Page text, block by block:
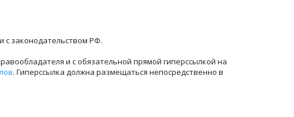
с законодательством РФ.
и с обязательной прямой гиперссылкой на
. Гиперссылка должна размещаться непосредственно в